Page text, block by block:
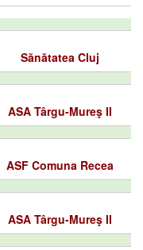
Sănătatea Cluj
ASA Târgu-Mureş II
ASF Comuna Recea
ASA Târgu-Mureş II